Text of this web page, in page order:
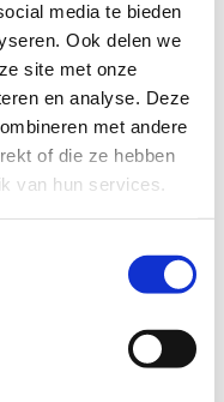
media te bieden
Ook delen we
site met onze
en analyse. Deze
met andere
of die ze hebben
van hun services.
Pinot Noir en